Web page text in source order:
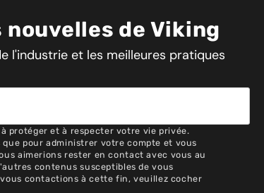
de Viking
l'industrie et les meilleures pratiques
à protéger et à respecter votre vie privée.
pour administrer votre compte et vous
aimerions rester en contact avec vous au
contenus susceptibles de vous
contactions à cette fin, veuillez cocher